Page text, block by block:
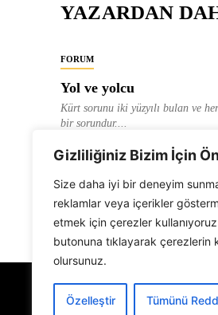
Gizliliğiniz Bizim İçin
Size daha iyi bir deneyim
reklamlar veya içerikler
etmek için çerezler
butonuna tıklayarak çerezlerin
olursunuz.
Özelleştir Tümünü
YAZARDAN
FORUM
Yol ve yolcu
Kürt sorunu iki yüzyılı bulan ve
bir sorundur....